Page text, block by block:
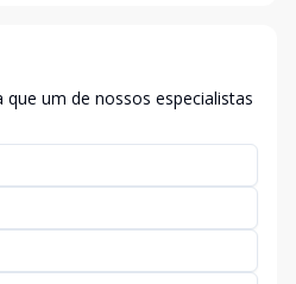
um de nossos especialistas